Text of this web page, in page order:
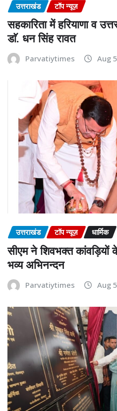
उत्तराखंड टॉप न्यूज़
सहकारिता में हरियाणा व
डाॅ. धन सिंह रावत
Parvatiytimes Aug
उत्तराखंड टॉप न्यूज़ धार्मिक
सीएम ने शिवभक्त
भव्य अभिनन्दन
Parvatiytimes Aug